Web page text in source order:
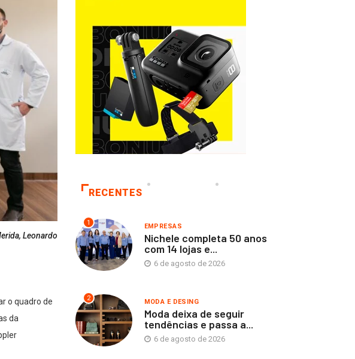
Leonardo
o quadro de
da
RECENTES
1 EMPRESAS
Nichele completa 50 anos
com 14 lojas e...
6 de agosto de 2026
2 MODA E DESING
Moda deixa de seguir
tendências e passa a...
6 de agosto de 2026